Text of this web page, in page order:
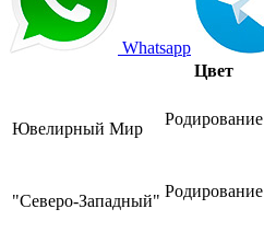
Whatsapp
Цвет
Ювелирный Мир
Родирование
"Северо-Западный"
Родирование